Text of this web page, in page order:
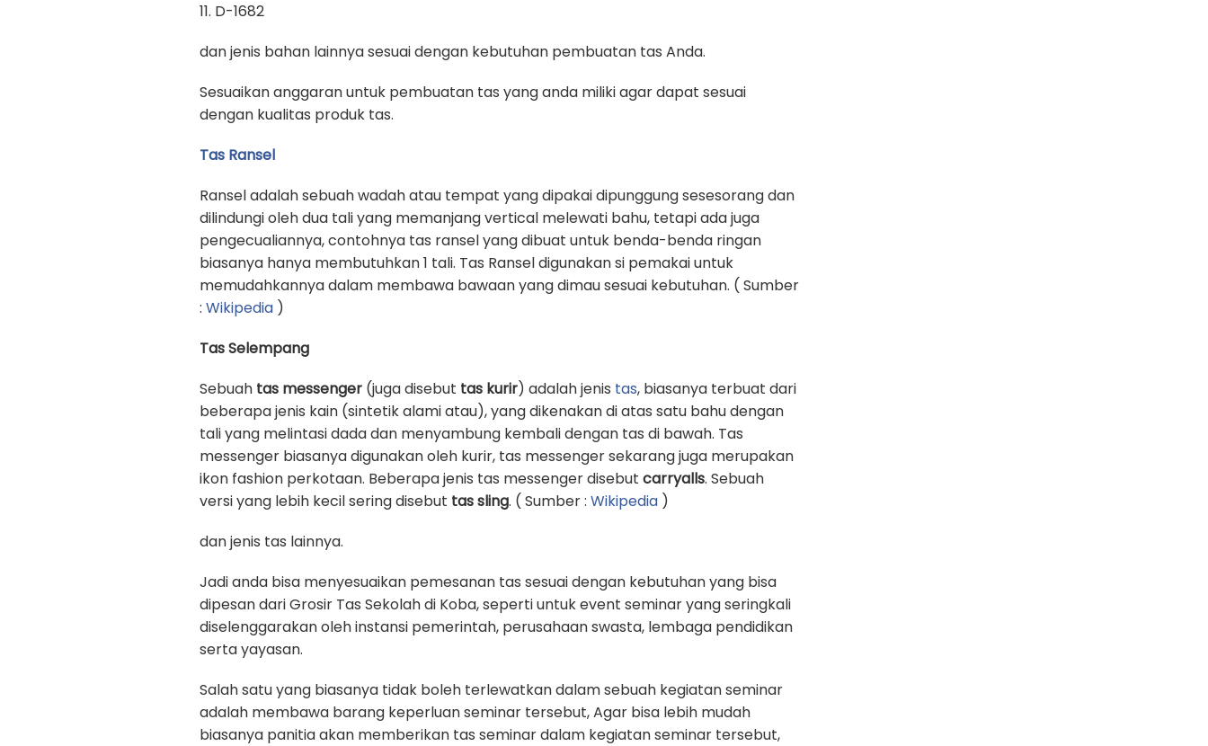
11. D-1682
dan jenis bahan lainnya sesuai dengan kebutuhan pembuatan tas Anda.
Sesuaikan anggaran untuk pembuatan tas yang anda miliki agar dapat sesuai
dengan kualitas produk tas.
Tas Ransel
Ransel adalah sebuah wadah atau tempat yang dipakai dipunggung sesesorang dan
dilindungi oleh dua tali yang memanjang vertical melewati bahu, tetapi ada juga
pengecualiannya, contohnya tas ransel yang dibuat untuk benda-benda ringan
biasanya hanya membutuhkan 1 tali. Tas Ransel digunakan si pemakai untuk
memudahkannya dalam membawa bawaan yang dimau sesuai kebutuhan. ( Sumber
: Wikipedia )
Tas Selempang
Sebuah tas messenger (juga disebut tas kurir) adalah jenis tas, biasanya terbuat dari
beberapa jenis kain (sintetik alami atau), yang dikenakan di atas satu bahu dengan
tali yang melintasi dada dan menyambung kembali dengan tas di bawah. Tas
messenger biasanya digunakan oleh kurir, tas messenger sekarang juga merupakan
ikon fashion perkotaan. Beberapa jenis tas messenger disebut carryalls. Sebuah
versi yang lebih kecil sering disebut tas sling. ( Sumber : Wikipedia )
dan jenis tas lainnya.
Jadi anda bisa menyesuaikan pemesanan tas sesuai dengan kebutuhan yang bisa
dipesan dari Grosir Tas Sekolah di Koba, seperti untuk event seminar yang seringkali
diselenggarakan oleh instansi pemerintah, perusahaan swasta, lembaga pendidikan
serta yayasan.
Salah satu yang biasanya tidak boleh terlewatkan dalam sebuah kegiatan seminar
adalah membawa barang keperluan seminar tersebut, Agar bisa lebih mudah
biasanya panitia akan memberikan tas seminar dalam kegiatan seminar tersebut,